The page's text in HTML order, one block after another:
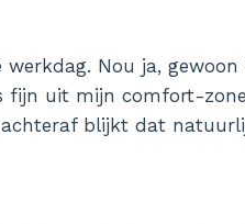
Nou ja,
fijn uit mijn comfort-
blijkt dat